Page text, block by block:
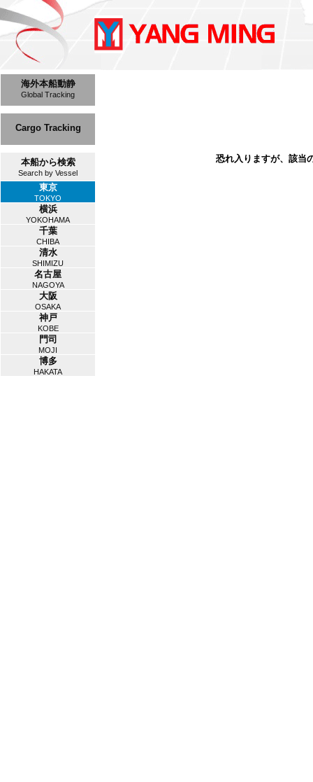
海外本船動静
Global Tracking
Cargo Tracking
本船から検索
Search by Vessel
東京
TOKYO
横浜
YOKOHAMA
千葉
CHIBA
清水
SHIMIZU
名古屋
NAGOYA
大阪
OSAKA
神戸
KOBE
門司
MOJI
博多
HAKATA
恐れ入りますが、該当